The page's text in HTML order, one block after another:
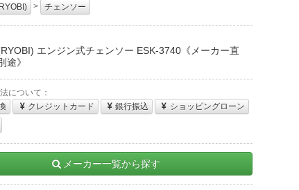
> チェンソー
エンジン式チェンソー ESK-3740《メーカー直
途》
について：
クレジットカード 銀行振込
ショッピングローン
メーカー一覧から探す